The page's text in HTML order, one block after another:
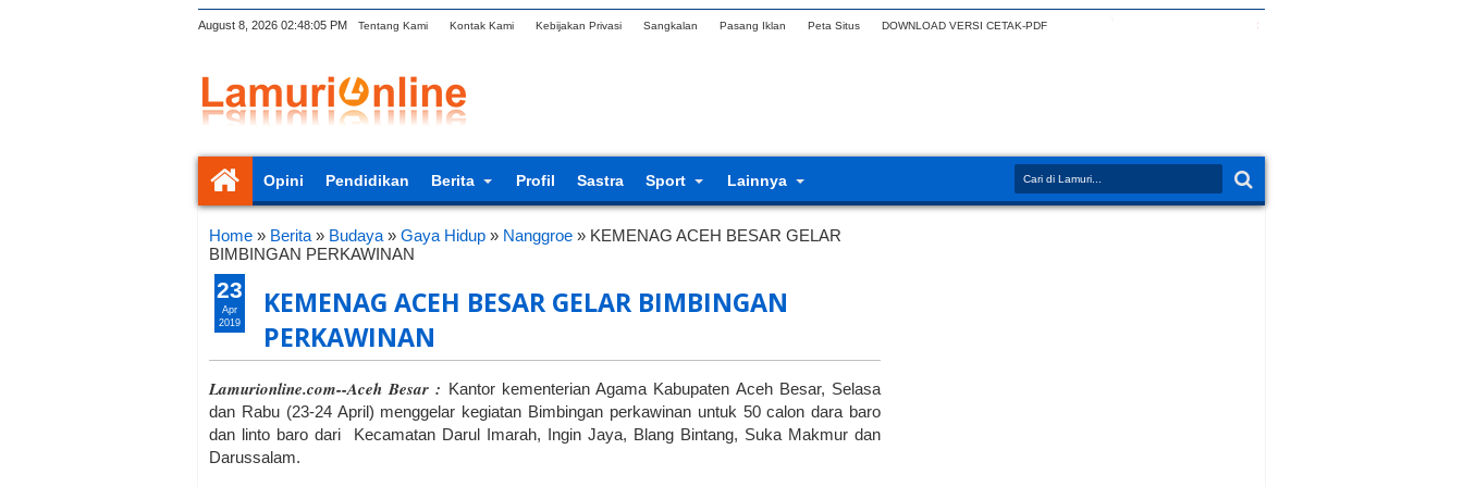
August 8, 2026 02:48:06 PM Tentang Kami Kontak Kami Kebijakan Privasi Sangkalan Pasang Iklan Peta Situs DOWNLOAD VERSI CETAK-PDF
Opini Pendidikan Berita Profil Sastra Sport Lainnya
Home » Berita » Budaya » Gaya Hidup » Nanggroe » KEMENAG ACEH BESAR GELAR
BIMBINGAN PERKAWINAN
KEMENAG ACEH BESAR GELAR BIMBINGAN
PERKAWINAN
Lamurionline.com--Aceh Besar : Kantor kementerian Agama Kabupaten Aceh Besar, Selasa
dan Rabu (23-24 April) menggelar kegiatan Bimbingan perkawinan untuk 50 calon dara baro
dan linto baro dari Kecamatan Darul Imarah, Ingin Jaya, Blang Bintang, Suka Makmur dan
Darussalam.
23
Apr
2019